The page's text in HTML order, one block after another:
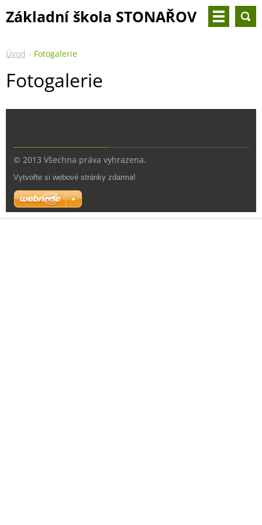
Základní škola STONAŘOV
Úvod Fotogalerie
Fotogalerie
© 2013 Všechna práva vyhrazena.
Vytvořte si webové stránky zdarma!